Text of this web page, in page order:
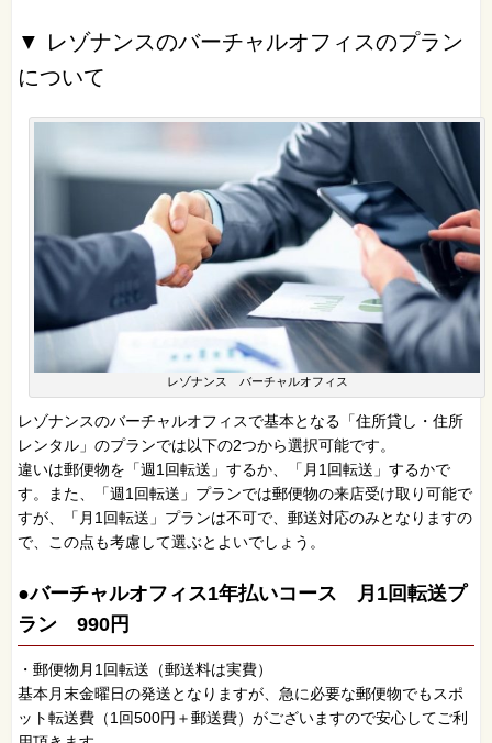
▼ レゾナンスのバーチャルオフィスのプラン
について
レゾナンス バーチャルオフィス
レゾナンスのバーチャルオフィスで基本となる「住所貸し・住所
レンタル」のプランでは以下の2つから選択可能です。
違いは郵便物を「週1回転送」するか、「月1回転送」するかで
す。また、「週1回転送」プランでは郵便物の来店受け取り可能で
すが、「月1回転送」プランは不可で、郵送対応のみとなりますの
で、この点も考慮して選ぶとよいでしょう。
●バーチャルオフィス1年払いコース 月1回転送プ
ラン 990円
・郵便物月1回転送（郵送料は実費）
基本月末金曜日の発送となりますが、急に必要な郵便物でもスポ
ット転送費（1回500円＋郵送費）がございますので安心してご利